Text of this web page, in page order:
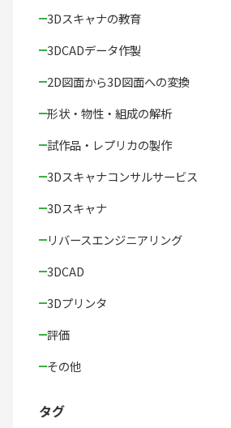
り3Dスキャナの教育
3DCADデータ作製
2D図面から3D図面への変換
形状・物性・組成の解析
試作品・レプリカの製作
3Dスキャナコンサルサービス
3Dスキャナ
リバースエンジニアリング
3DCAD
3Dプリンタ
評価
その他
タグ